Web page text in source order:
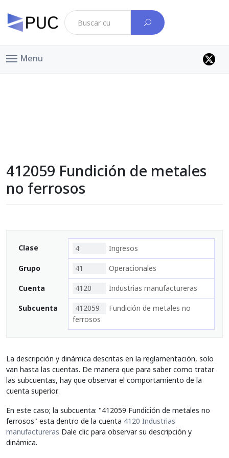
Menu
412059 Fundición de metales
no ferrosos
Clase 4 Ingresos
Grupo 41 Operacionales
Cuenta 4120 Industrias manufactureras
Subcuenta 412059
Fundición de metales no
ferrosos
La descripción y dinámica descritas en la reglamentación, solo
van hasta las cuentas. De manera que para saber como tratar
las subcuentas, hay que observar el comportamiento de la
cuenta superior.
En este caso; la subcuenta: "412059 Fundición de metales no
ferrosos" esta dentro de la cuenta 4120 Industrias
manufactureras Dale clic para observar su descripción y
dinámica.